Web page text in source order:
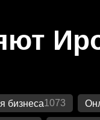
бизнеса1073